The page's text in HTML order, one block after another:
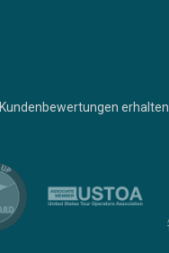
Kundenbewertungen erhalten